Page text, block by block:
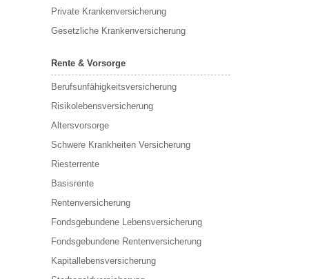
Private Krankenversicherung
Gesetzliche Krankenversicherung
Rente & Vorsorge
Berufs­unfähigkeitsversicherung
Risikolebensversicherung
Altersvorsorge
Schwere Krankheiten Versicherung
Riesterrente
Basisrente
Rentenversicherung
Fondsgebundene Lebensversicherung
Fondsgebundene Rentenversicherung
Kapitallebensversicherung